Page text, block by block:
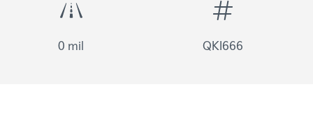
0 mil QKI666